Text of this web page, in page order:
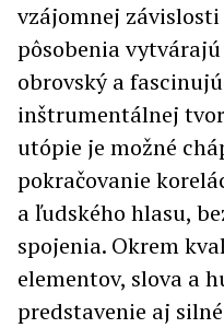
vzájomnej
pôsobenia
obrovský a
inštrumentálnej
utópie je možné
pokračovanie
a ľudského hlasu,
spojenia. Okrem
elementov, slova a
predstavenie aj